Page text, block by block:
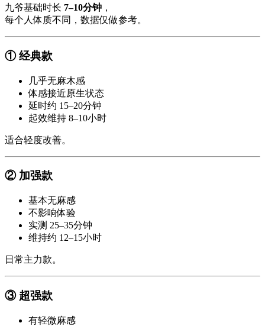
九爷基础时长 7–10分钟 ，
每个人体质不同，数据仅做参考。
① 经典款
几乎无麻木感
体感接近原生状态
延时约 15–20分钟
起效维持 8–10小时
适合轻度改善。
② 加强款
基本无麻感
不影响体验
实测 25–35分钟
维持约 12–15小时
日常主力款。
③ 超强款
有轻微麻感